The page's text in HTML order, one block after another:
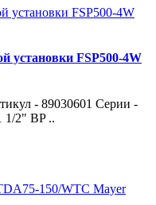
установки FSP500-4W
- 89030601 Серии -
1/2" BP ..